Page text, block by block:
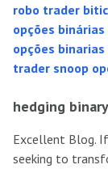
robo trader
opções
opções binarias
trader snoop
hedging
Excellent Blog.
seeking to